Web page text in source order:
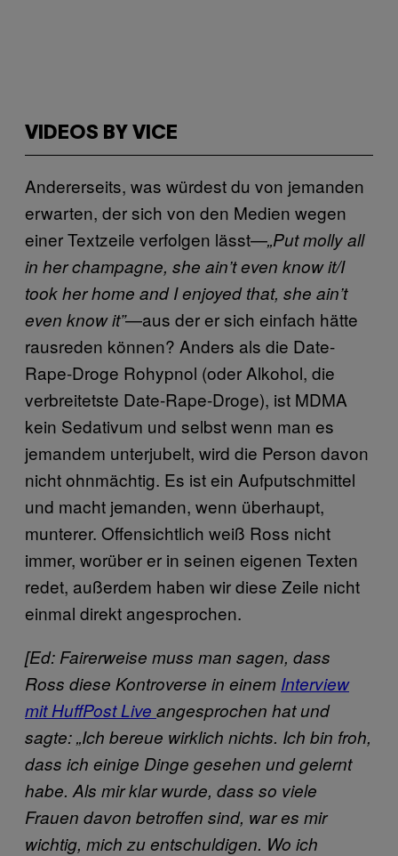
VIDEOS BY VICE
Andererseits, was würdest du von jemanden
erwarten, der sich von den Medien wegen
einer Textzeile verfolgen lässt—„Put molly all
in her champagne, she ain’t even know it/I
took her home and I enjoyed that, she ain’t
even know it”—aus der er sich einfach hätte
rausreden können? Anders als die Date-
Rape-Droge Rohypnol (oder Alkohol, die
verbreitetste Date-Rape-Droge), ist MDMA
kein Sedativum und selbst wenn man es
jemandem unterjubelt, wird die Person davon
nicht ohnmächtig. Es ist ein Aufputschmittel
und macht jemanden, wenn überhaupt,
munterer. Offensichtlich weiß Ross nicht
immer, worüber er in seinen eigenen Texten
redet, außerdem haben wir diese Zeile nicht
einmal direkt angesprochen.
[Ed: Fairerweise muss man sagen, dass
Ross diese Kontroverse in einem Interview
mit HuffPost Live angesprochen hat und
sagte: „Ich bereue wirklich nichts. Ich bin froh,
dass ich einige Dinge gesehen und gelernt
habe. Als mir klar wurde, dass so viele
Frauen davon betroffen sind, war es mir
wichtig, mich zu entschuldigen. Wo ich